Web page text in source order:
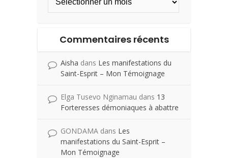
Commentaires récents
Aisha dans Les manifestations du
Saint-Esprit – Mon Témoignage
Elga Tusevo Nginamau dans 13
Forteresses démoniaques à abattre
GONDAMA dans Les
manifestations du Saint-Esprit –
Mon Témoignage